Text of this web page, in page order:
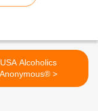
USA Alcoholics
Anonymous® >